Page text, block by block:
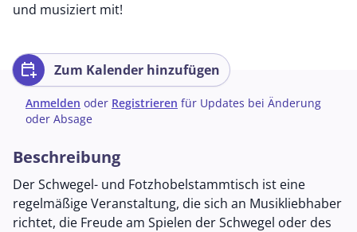
und musiziert mit!
calendar_add_on Zum Kalender hinzufügen
Anmelden oder Registrieren für Updates bei Änderung
oder Absage
Beschreibung
Der Schwegel- und Fotzhobelstammtisch ist eine
regelmäßige Veranstaltung, die sich an Musikliebhaber
richtet, die Freude am Spielen der Schwegel oder des